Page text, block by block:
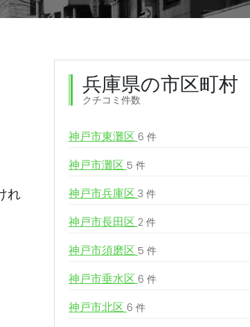
れ
兵庫県の市区町村
クチコミ件数
神戸市東灘区 6 件
神戸市灘区 5 件
神戸市兵庫区 3 件
神戸市長田区 2 件
神戸市須磨区 5 件
神戸市垂水区 6 件
神戸市北区 6 件